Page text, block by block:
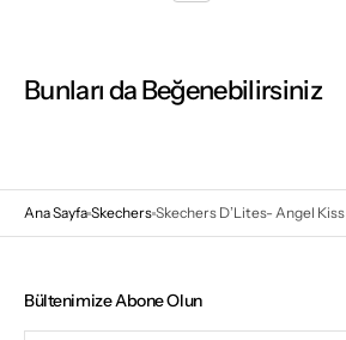
Bunları da Beğenebilirsiniz
Ana Sayfa Skechers Skechers D’Lites- Angel Kiss
Bültenimize Abone Olun